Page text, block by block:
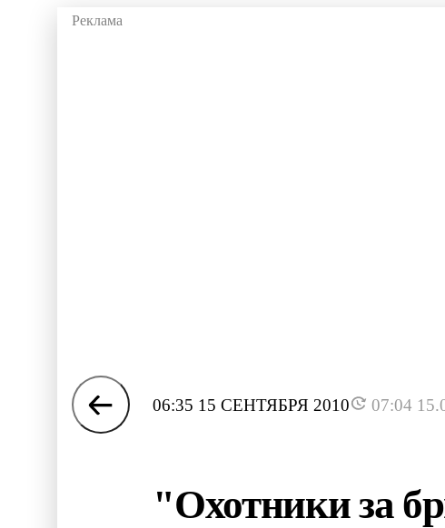
06:35 15 СЕНТЯБРЯ 2010 07:04
"Охотники за